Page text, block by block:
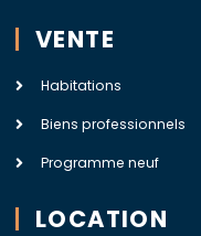
VENTE
Habitations
Biens professionnels
Programme neuf
LOCATION